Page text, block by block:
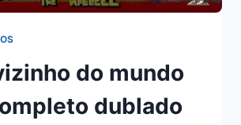
do mundo
dublado